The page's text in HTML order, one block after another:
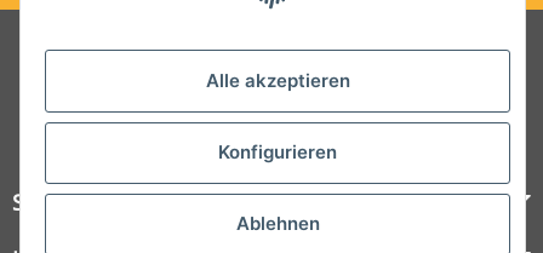
Alle akzeptieren
Konfigurieren
Ablehnen
Folgt uns auf Social Media
Steelboxx